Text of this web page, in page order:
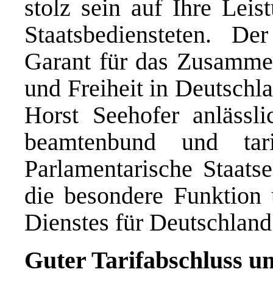
stolz sein auf Ihre
Staatsbediensteten.
Garant für das
und Freiheit in
Horst Seehofer
beamtenbund und
Parlamentarische
die besondere
Dienstes für
Guter Tarifabschluss